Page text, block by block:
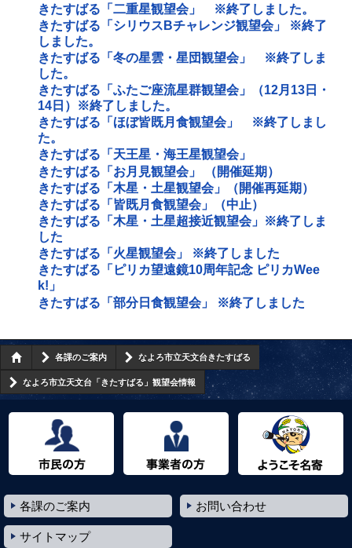
きたすばる「二重星観望会」 ※終了しました。
きたすばる「シリウスBチャレンジ観望会」 ※終了
しました。
きたすばる「冬の星雲・星団観望会」 ※終了しま
した。
きたすばる「ふたご座流星群観望会」（12月13日・
14日）※終了しました。
きたすばる「ほぼ皆既月食観望会」 ※終了しまし
た。
きたすばる「天王星・海王星観望会」
きたすばる「お月見観望会」 （開催延期）
きたすばる「木星・土星観望会」（開催再延期）
きたすばる「皆既月食観望会」（中止）
きたすばる「木星・土星超接近観望会」※終了しま
した
きたすばる「火星観望会」 ※終了しました
きたすばる「ピリカ望遠鏡10周年記念 ピリカWee
k!」
きたすばる「部分日食観望会」 ※終了しました
各課のご案内 なよろ市立天文台きたすばる
なよろ市立天文台「きたすばる」観望会情報
各課のご案内 お問い合わせ
サイトマップ